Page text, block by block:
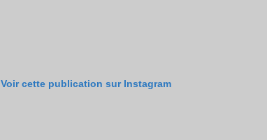
Voir cette publication sur Instagram